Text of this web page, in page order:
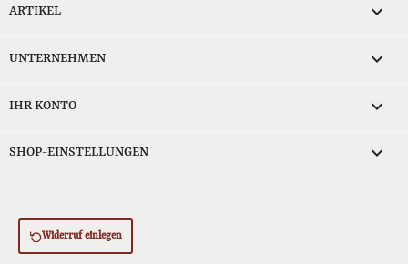
ARTIKEL 
UNTERNEHMEN 
IHR KONTO 
SHOP-EINSTELLUNGEN keyboard_arrow_down
Widerruf einlegen